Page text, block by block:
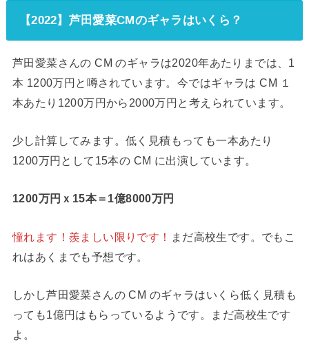
【2022】芦田愛菜CMのギャラはいくら？
芦田愛菜さんの CM のギャラは2020年あたりまでは、1
本 1200万円と噂されています。今ではギャラは CM １
本あたり1200万円から2000万円と考えられています。
少し計算してみます。低く見積もっても一本あたり
1200万円として15本の CM に出演しています。
1200万円ｘ15本＝1億8000万円
憧れます！羨ましい限りです！
まだ高校生です。でもこ
れはあくまでも予想です。
しかし芦田愛菜さんの CM のギャラはいくら低く見積も
っても1億円はもらっているようです。まだ高校生です
よ。